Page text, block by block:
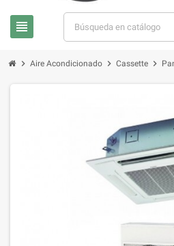
view_headline
chevron_right Aire Acondicionado chevron_right Cassette chevron_right